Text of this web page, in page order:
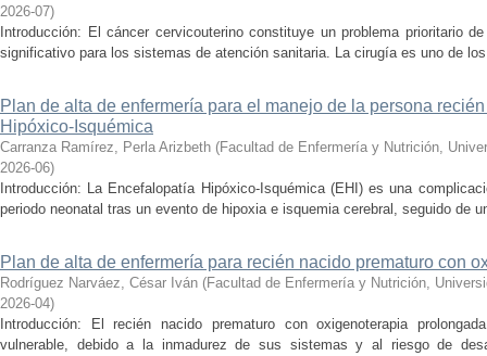
2026-07)
Introducción: El cáncer cervicouterino constituye un problema prioritario
significativo para los sistemas de atención sanitaria. La cirugía es uno de
Plan de alta de enfermería para el manejo de la persona
Hipóxico-Isquémica
Carranza Ramírez, Perla Arizbeth (Facultad de Enfermería y Nutrición,
2026-06)
Introducción: La Encefalopatía Hipóxico-Isquémica (EHI) es una
periodo neonatal tras un evento de hipoxia e isquemia cerebral, seguido de
Plan de alta de enfermería para recién nacido prematuro con
Rodríguez Narváez, César Iván (Facultad de Enfermería y Nutrición,
2026-04)
Introducción: El recién nacido prematuro con oxigenoterapia
vulnerable, debido a la inmadurez de sus sistemas y al riesgo de